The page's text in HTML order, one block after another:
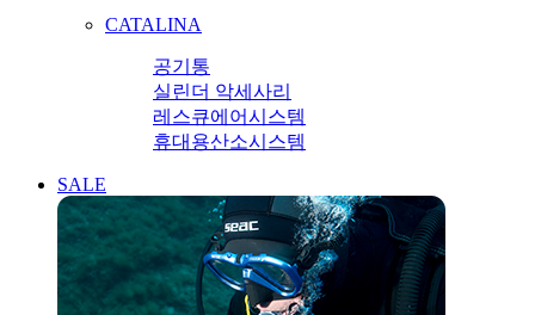
CATALINA
공기통
실린더 악세사리
레스큐에어시스템
휴대용산소시스템
SALE